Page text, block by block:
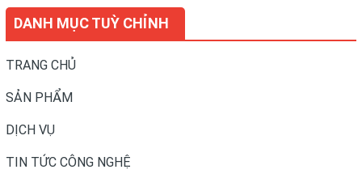
DANH MỤC TUỲ CHỈNH
TRANG CHỦ
SẢN PHẨM
DỊCH VỤ
TIN TỨC CÔNG NGHỆ